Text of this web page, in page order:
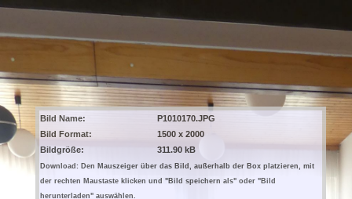
Bild Name:
P1010170.JPG
Bild Format:
1500 x 2000
Bildgröße:
311.90 kB
Download: Den Mauszeiger über das Bild, außerhalb der Box platzieren, mit
der rechten Maustaste klicken und "Bild speichern als" oder "Bild
herunterladen" auswählen.